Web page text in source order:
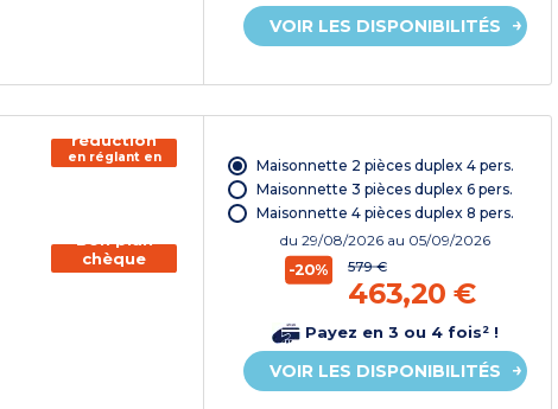
VOIR LES DISPONIBILITÉS
150€ de
réduction
en réglant en
chèque
chèque
vacances
Maisonnette 2 pièces duplex 4 pers.
Maisonnette 3 pièces duplex 6 pers.
Maisonnette 4 pièces duplex 8 pers.
du29/08/2026 au 05/09/2026
-20% 579 €
463,20 €
Payez en 3 ou 4 fois² !
VOIR LES DISPONIBILITÉS